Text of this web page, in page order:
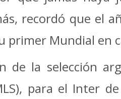
recordó que el
primer Mundial en
de la selección
para el Inter